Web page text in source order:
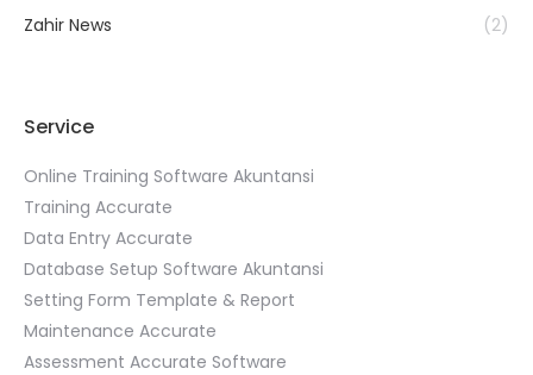
Zahir News
(2)
Service
Online Training Software Akuntansi
Training Accurate
Data Entry Accurate
Database Setup Software Akuntansi
Setting Form Template & Report
Maintenance Accurate
Assessment Accurate Software